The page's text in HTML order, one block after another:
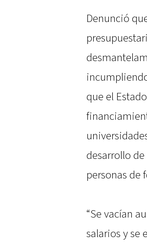
Denunció
que el
desarrollo
personas de
“Se vacían
salarios y se